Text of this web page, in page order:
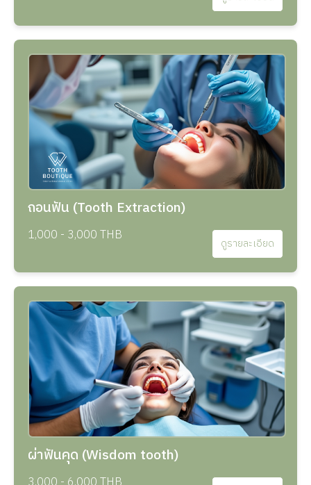
ถอนฟัน (Tooth Extraction)
1,000 - 3,000 THB ดูรายละเอียด
ผ่าฟันคุด (Wisdom tooth)